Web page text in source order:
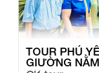
TOUR PHÚ
GIƯỜNG